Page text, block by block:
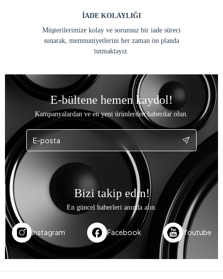
İADE KOLAYLIĞI
Müşterilerimize kolay ve sorunsuz bir iade süreci
sunarak, memnuniyetlerini her zaman ön planda
tutmaktayız.
E-bültene hemen kaydol!
Kampanyalardan ve en yeni ürünlerden haberdar olun.
Bizi takip edin!
En güncel haberleri anında alın.
Instagram Facebook Youtube